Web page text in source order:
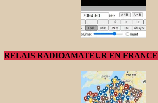
RELAIS RADIOAMATEUR EN FRANCE